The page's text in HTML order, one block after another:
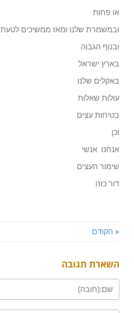
או פחות
ובמשמרת שלנו ומאז ממשיכים לטעת
ובנוף הגבוה
בארץ ישראל
באקלים שלנו
עולות שאלות
בטיחות עצים
וכן
אנחנו אנשי
שימור העצים
דור כזה
« הקודם
השארת תגובה